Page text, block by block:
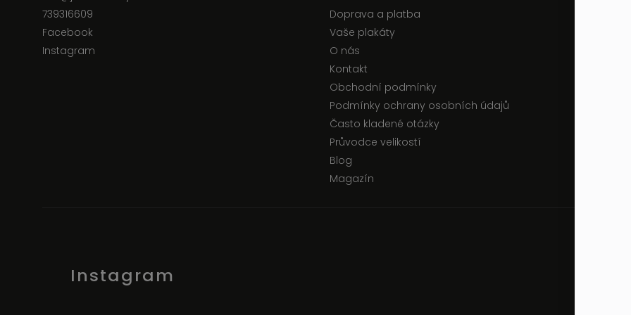
739316609
Facebook
Instagram
Doprava a platba
Vaše plakáty
O nás
Kontakt
Obchodní podmínky
Podmínky ochrany osobních údajů
Často kladené otázky
Průvodce velikostí
Blog
Magazín
Instagram